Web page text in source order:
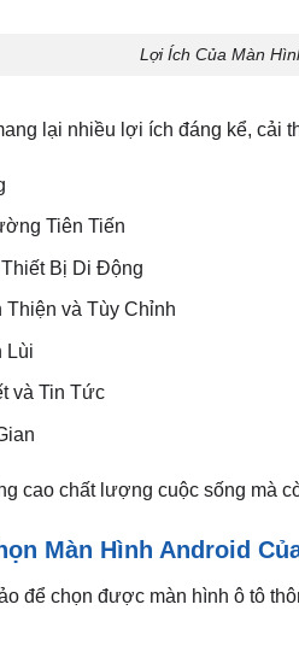
Lợi Ích Của Màn
lại nhiều lợi ích đáng kể, cải
Tiên Tiến
Bị Di Động
và Tùy Chỉnh
Lùi
và Tin Tức
cao chất lượng cuộc sống mà
Màn Hình Android
để chọn được màn hình ô tô